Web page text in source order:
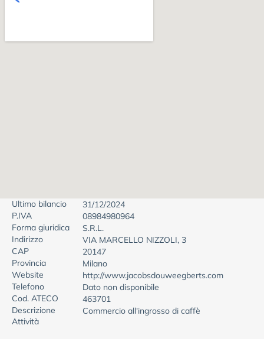
Ultimo bilancio
31/12/2024
P.IVA
08984980964
Forma giuridica
S.R.L.
Indirizzo
VIA MARCELLO NIZZOLI, 3
CAP
20147
Provincia
Milano
Website
http://www.jacobsdouweegberts.com
Telefono
Dato non disponibile
Cod. ATECO
463701
Descrizione
Attività
Commercio all'ingrosso di caffè